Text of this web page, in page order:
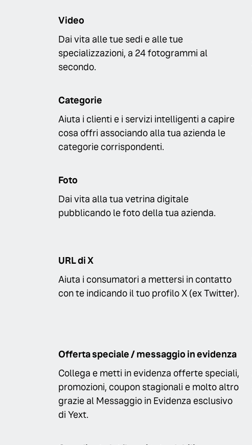
Video
Dai vita alle tue sedi e alle tue
specializzazioni, a 24 fotogrammi al
secondo.
Categorie
Aiuta i clienti e i servizi intelligenti a capire
cosa offri associando alla tua azienda le
categorie corrispondenti.
Foto
Dai vita alla tua vetrina digitale
pubblicando le foto della tua azienda.
URL di X
Aiuta i consumatori a mettersi in contatto
con te indicando il tuo profilo X (ex Twitter).
Offerta speciale / messaggio in evidenza
Collega e metti in evidenza offerte speciali,
promozioni, coupon stagionali e molto altro
grazie al Messaggio in Evidenza esclusivo
di Yext.